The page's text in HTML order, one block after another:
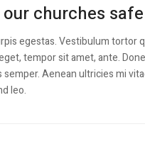
churches safe
egestas. Vestibulum tortor
tempor sit amet, ante.
Aenean ultricies mi
leo.